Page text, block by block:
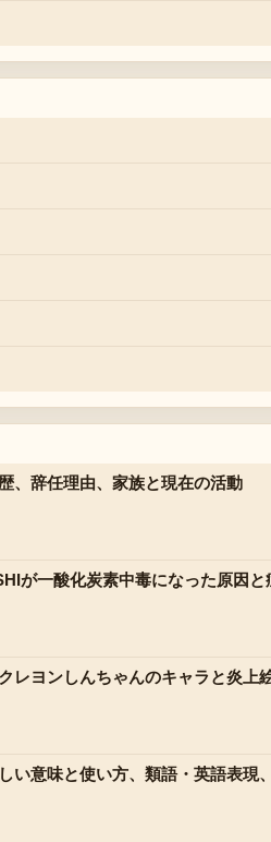
、辞任理由、家族と現在の活動
が一酸化炭素中毒になった原因
レヨンしんちゃんのキャラと炎上
しい意味と使い方、類語・英語表